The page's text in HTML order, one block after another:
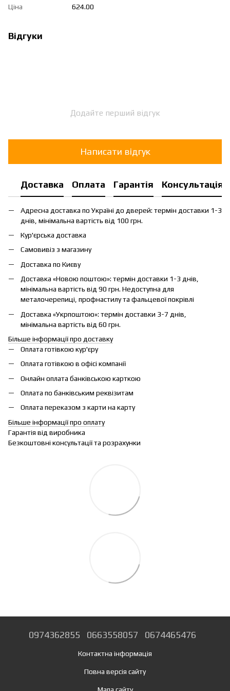
Ціна
624.00
Відгуки
Додайте перший відгук
Написати відгук
Доставка Оплата Гарантія Консультація
Адресна доставка по Україні до дверей: термін доставки 1-3
днів, мінімальна вартість від 100 грн.
Кур'єрська доставка
Самовивіз з магазину
Доставка по Києву
Доставка «Новою поштою»: термін доставки 1-3 днів,
мінімальна вартість від 90 грн. Недоступна для
металочерепиці, профнастилу та фальцевої покрівлі
Доставка «Укрпоштою»: термін доставки 3-7 днів,
мінімальна вартість від 60 грн.
Більше інформації про доставку
Оплата готівкою кур'єру
Оплата готівкою в офісі компанії
Онлайн оплата банківською карткою
Оплата по банківським реквізитам
Оплата переказом з карти на карту
Більше інформації про оплату
Гарантія від виробника
Безкоштовні консультації та розрахунки
0974362855 0663558057 0674465476
Контактна інформація
Повна версія сайту